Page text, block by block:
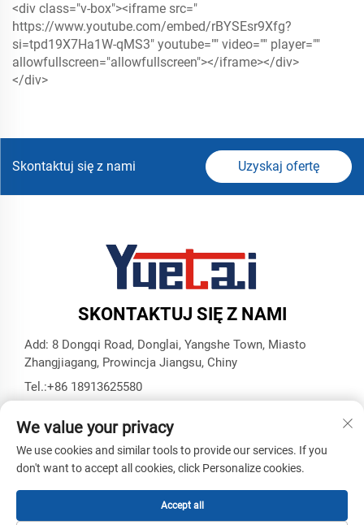
<div class="v-box"><iframe src="
https://www.youtube.com/embed/rBYSEsr9Xfg?
si=tpd19X7Ha1W-qMS3" youtube="" video="" player=""
allowfullscreen="allowfullscreen"></iframe></div>
</div>
Skontaktuj się z nami Uzyskaj ofertę
SKONTAKTUJ SIĘ Z NAMI
Add: 8 Dongqi Road, Donglai, Yangshe Town, Miasto
Zhangjiagang, Prowincja Jiangsu, Chiny
Tel.:+86 18913625580
Prawa autorskie © Zhangjiagang Yuetai Precision Machinery
Blog
We value your privacy
We use cookies and similar tools to provide our services. If you
don't want to accept all cookies, click Personalize cookies.
Accept all